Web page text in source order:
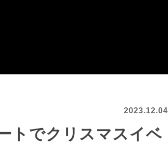
2023.12.04
トでクリスマスイベ